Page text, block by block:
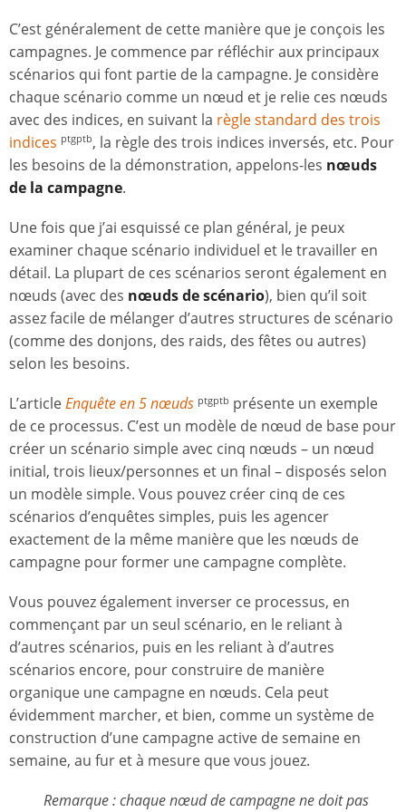
C’est généralement de cette manière que je conçois les
campagnes. Je commence par réfléchir aux principaux
scénarios qui font partie de la campagne. Je considère
chaque scénario comme un nœud et je relie ces nœuds
avec des indices, en suivant la règle standard des trois
indices ptgptb, la règle des trois indices inversés, etc. Pour
les besoins de la démonstration, appelons-les nœuds
de la campagne.
Une fois que j’ai esquissé ce plan général, je peux
examiner chaque scénario individuel et le travailler en
détail. La plupart de ces scénarios seront également en
nœuds (avec des nœuds de scénario), bien qu’il soit
assez facile de mélanger d’autres structures de scénario
(comme des donjons, des raids, des fêtes ou autres)
selon les besoins.
L’articleEnquête en 5 nœuds ptgptb présente un exemple
de ce processus. C’est un modèle de nœud de base pour
créer un scénario simple avec cinq nœuds – un nœud
initial, trois lieux/personnes et un final – disposés selon
un modèle simple. Vous pouvez créer cinq de ces
scénarios d’enquêtes simples, puis les agencer
exactement de la même manière que les nœuds de
campagne pour former une campagne complète.
Vous pouvez également inverser ce processus, en
commençant par un seul scénario, en le reliant à
d’autres scénarios, puis en les reliant à d’autres
scénarios encore, pour construire de manière
organique une campagne en nœuds. Cela peut
évidemment marcher, et bien, comme un système de
construction d’une campagne active de semaine en
semaine, au fur et à mesure que vous jouez.
Remarque : chaque nœud de campagne ne doit pas